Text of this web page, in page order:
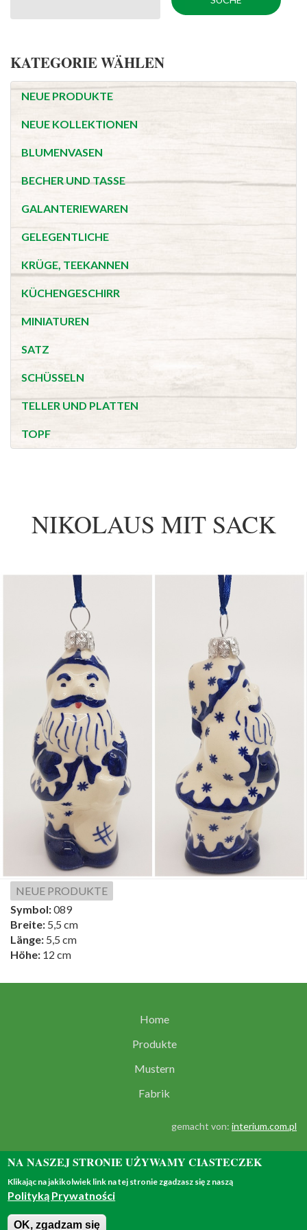
KATEGORIE WÄHLEN
NEUE PRODUKTE
NEUE KOLLEKTIONEN
BLUMENVASEN
BECHER UND TASSE
GALANTERIEWAREN
GELEGENTLICHE
KRÜGE, TEEKANNEN
KÜCHENGESCHIRR
MINIATUREN
SATZ
SCHÜSSELN
TELLER UND PLATTEN
TOPF
NIKOLAUS MIT SACK
NEUE PRODUKTE
Symbol:089
Breite: 5,5 cm
Länge: 5,5 cm
Höhe: 12 cm
Home
Produkte
Mustern
Fabrik
gemacht von: interium.com.pl
© 2018 - all rights reserved
NA NASZEJ STRONIE UŻYWAMY CIASTECZEK
Klikając na jakikolwiek link na tej stronie zgadzasz się z naszą
Polityką Prywatności
OK, zgadzam się